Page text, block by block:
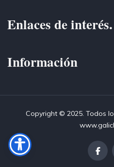
Enlaces de interés.
Información
Copyright © 2025. Todos